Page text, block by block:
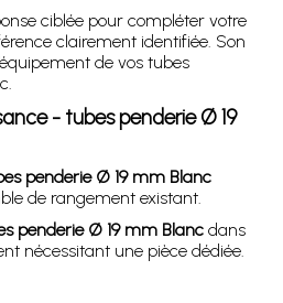
ciblée pour compléter votre
clairement identifiée. Son
de vos tubes
- tubes penderie Ø 19
penderie Ø 19 mm Blanc
de rangement existant.
penderie Ø 19 mm Blanc dans
nécessitant une pièce dédiée.